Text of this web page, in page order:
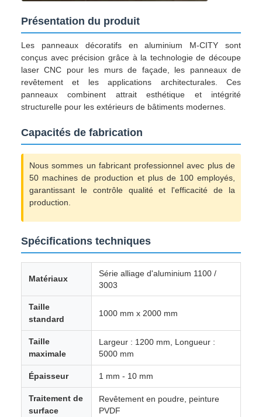
Présentation du produit
Les panneaux décoratifs en aluminium M-CITY sont
conçus avec précision grâce à la technologie de découpe
laser CNC pour les murs de façade, les panneaux de
revêtement et les applications architecturales. Ces
panneaux combinent attrait esthétique et intégrité
structurelle pour les extérieurs de bâtiments modernes.
Capacités de fabrication
Nous sommes un fabricant professionnel avec plus de
50 machines de production et plus de 100 employés,
garantissant le contrôle qualité et l'efficacité de la
production.
Spécifications techniques
Matériaux
Série alliage d'aluminium 1100 /
3003
Taille
standard
1000 mm x 2000 mm
Taille
maximale
Largeur : 1200 mm, Longueur :
5000 mm
Épaisseur 1 mm - 10 mm
Traitement de
surface
Revêtement en poudre, peinture
PVDF